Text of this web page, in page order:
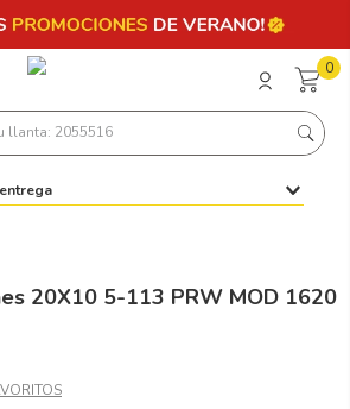
0
tu llanta: 2055516
20X10 5-113 PRW MOD 1620
Términos más buscados